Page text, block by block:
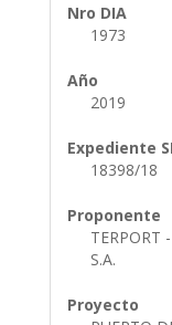
Nro DIA
1973
Año
2019
Expediente
18398/18
Proponente
TERPORT
S.A.
Proyecto